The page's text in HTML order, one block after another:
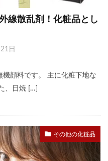
線散乱剤！化粧品とし
日
顔料です。 主に化粧下地な
、日焼 […]
その他の化粧品